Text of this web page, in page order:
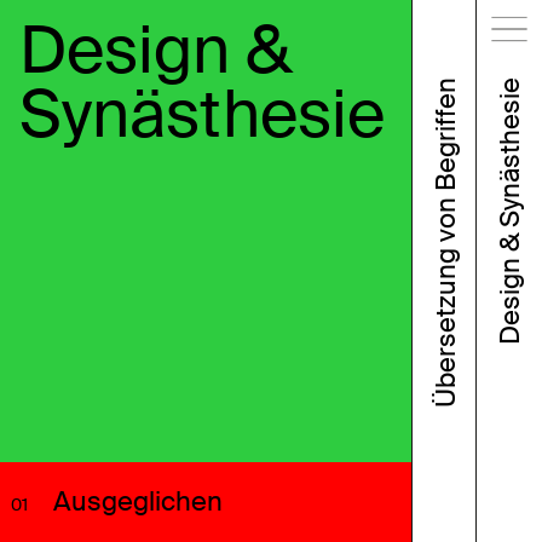
Design &
Synästhesie Design & Synästhesie
Übersetzung von Begriffen
01 Ausgeglichen